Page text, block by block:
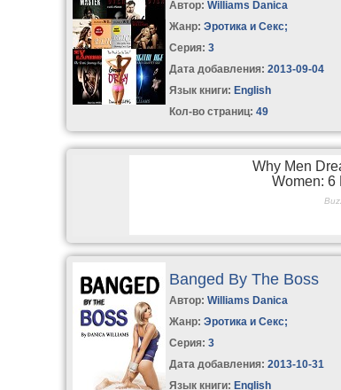
Автор:Williams Danica
Жанр: Эротика и Секс;
Серия:3
Дата добавления: 2013-09-04
Язык книги: English
Кол-во страниц: 49
Banged By The Boss
Автор:Williams Danica
Жанр: Эротика и Секс;
Серия:3
Дата добавления: 2013-10-31
Язык книги: English